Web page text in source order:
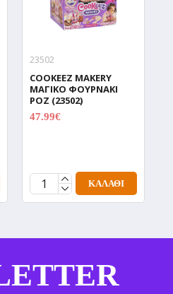
23502
COOKEEZ MAKERY
ΜΑΓΙΚΟ ΦΟΥΡΝΑΚΙ
ΡΟΖ (23502)
47.99€
ΚΑΛΆΘΙ